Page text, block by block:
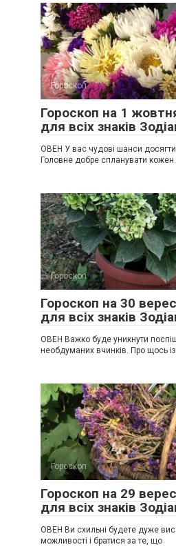
Гороскоп
Гороскоп на 1
для всіх знаків
ОВЕН У вас чудові шанси досягти
Головне добре спланувати кожен
Гороскоп
Гороскоп на 30
для всіх знаків
ОВЕН Важко буде уникнути
необдуманих вчинків. Про щось із
Гороскоп
Гороскоп на 29
для всіх знаків
ОВЕН Ви схильні будете дуже
можливості і братися за те, що